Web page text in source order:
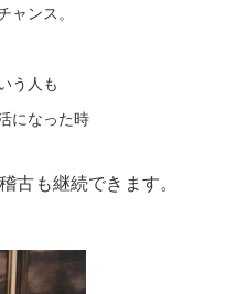
ャンス。
う人も
になった時
古も継続できます。